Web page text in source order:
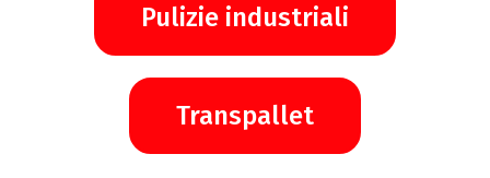
Pulizie industriali
Transpallet